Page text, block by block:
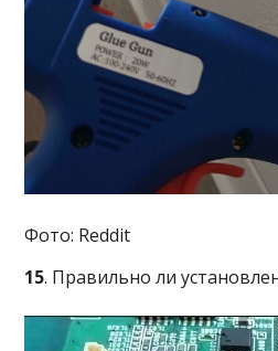
Фото: Reddit
15. Правильно ли